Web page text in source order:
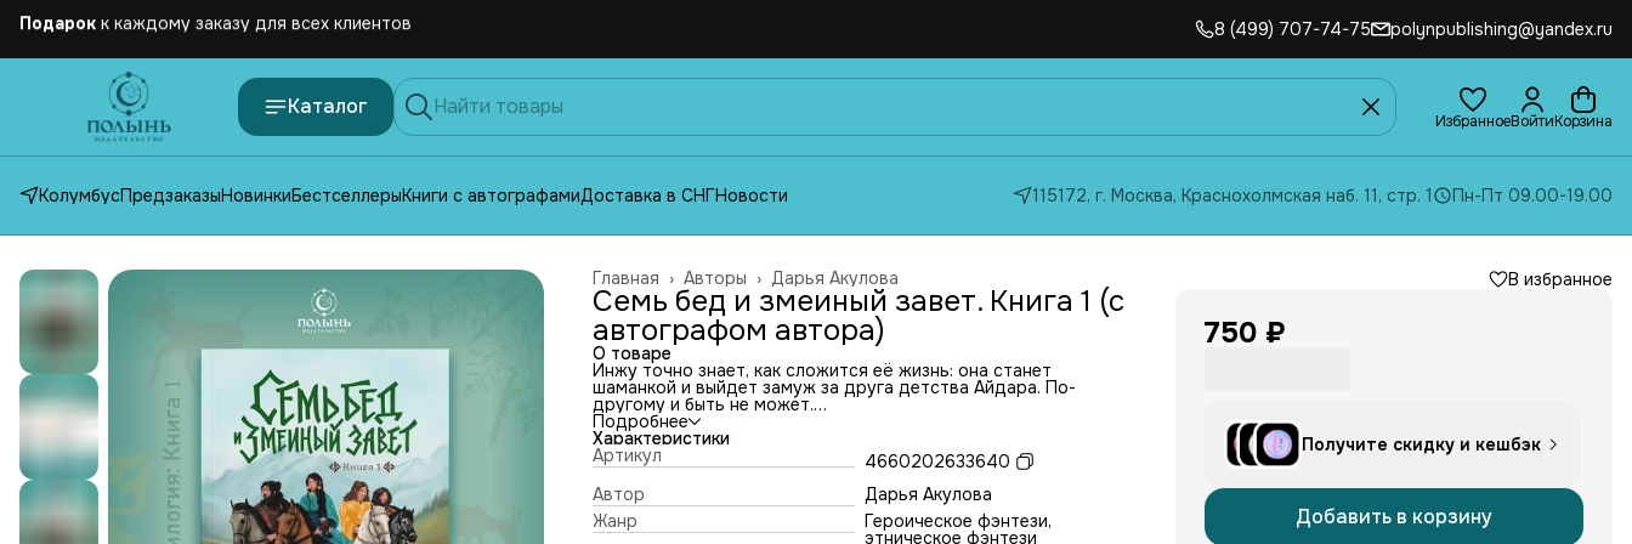
Бесплатная доставка по России от 2500 рублей 8 (499) 707-74-75 polynpublishing@yandex.ru
Каталог
ИзбранноеВойтиКорзина
КолумбусПредзаказыНовинкиБестселлерыКниги с автографамиДоставка в СНГНовости 115172, г. Москва, Краснохолмская наб. 11, стр. 1 Пн-Пт 09.00-19.00
Дарья Акулова
Авторы ›
Главная ›
Семь бед и змеиный завет. Книга 1 (с
автографом автора)
О товаре
Инжу точно знает, как сложится её жизнь: она станет
шаманкой и выйдет замуж за друга детства Айдара. По-
другому и быть не может.
Однако у судьбы на неё другие планы. В день Посвящения
Дух вместо неё благословляет Айдара — что неслыханно,
ведь шаманами становятся лишь женщины. Она не только
лишается сил и друга, но и теперь слывёт проклятой. А после
укуса белой змеи начинает покрываться чешуёй.
Инжу решает пересечь всё Казахское ханство, чтобы
подняться на самую высокую гору, — просить Духов об
Подробнее
Характеристики
Артикул
4660202633640
Автор
Дарья Акулова
Жанр
Героическое фэнтези,
этническое фэнтези
В избранное
750 ₽
Получите скидку и кешбэк
Добавить в корзину